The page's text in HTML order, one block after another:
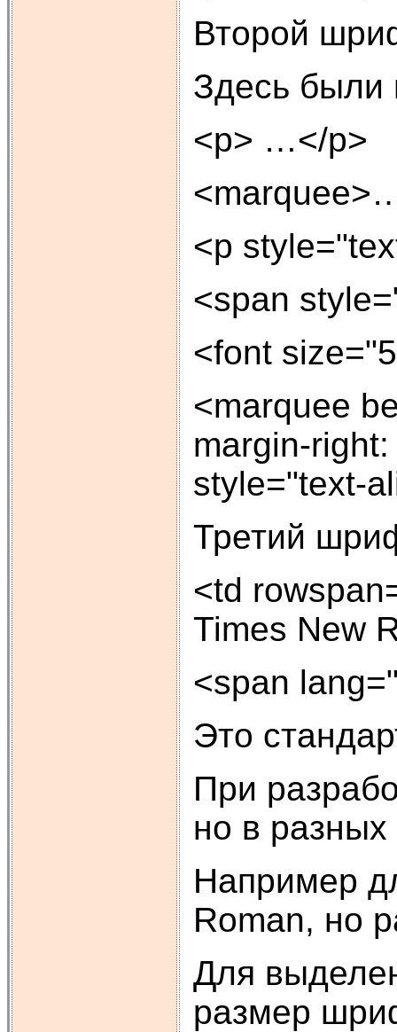
Второй
Здесь были
<p> …</p>
<p
<span
<font
<marquee
margin-
style="text-
Третий
<td
Times New
<span
Это
При
но в
Например
Roman, но
Для
размер